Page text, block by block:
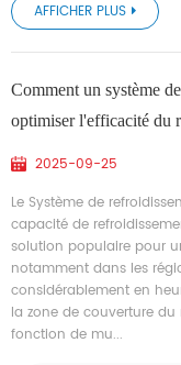
AFFICHER PLUS
Comment un système
optimiser l'efficacité du
2025-09-25
Le Système de
capacité de
solution populaire pour
notamment dans les
considérablement en
la zone de couverture
fonction de mu...